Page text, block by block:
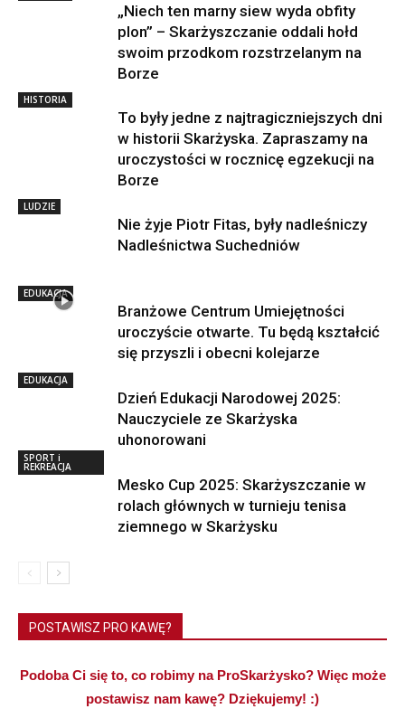
„Niech ten marny siew wyda obfity
plon” – Skarżyszczanie oddali hołd
swoim przodkom rozstrzelanym na
Borze
HISTORIA
To były jedne z najtragiczniejszych dni
w historii Skarżyska. Zapraszamy na
uroczystości w rocznicę egzekucji na
Borze
LUDZIE
Nie żyje Piotr Fitas, były nadleśniczy
Nadleśnictwa Suchedniów
EDUKACJA
Branżowe Centrum Umiejętności
uroczyście otwarte. Tu będą kształcić
się przyszli i obecni kolejarze
EDUKACJA
Dzień Edukacji Narodowej 2025:
Nauczyciele ze Skarżyska
uhonorowani
SPORT i
REKREACJA
Mesko Cup 2025: Skarżyszczanie w
rolach głównych w turnieju tenisa
ziemnego w Skarżysku
POSTAWISZ PRO KAWĘ?
Podoba Ci się to, co robimy na ProSkarżysko? Więc może
postawisz nam kawę? Dziękujemy! :)